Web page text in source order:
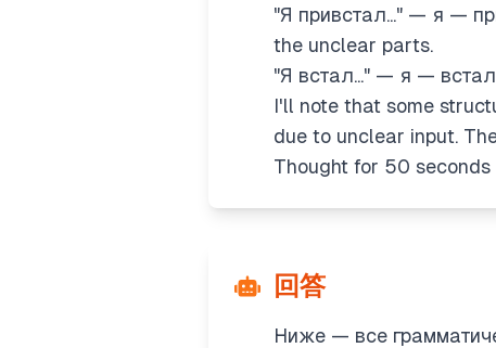
"Я привстал..." — я —
the unclear parts.
"Я встал..." — я —
I'll note that some
due to unclear input.
Thought for 50 seconds
回答
Ниже — все